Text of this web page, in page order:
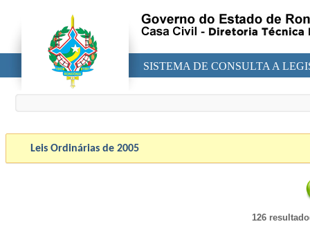
SISTEMA DE CONSULTA A
Leis Ordinárias de 2005
126